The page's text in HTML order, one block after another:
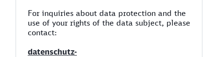
For inquiries about data protection and the
use of your rights of the data subject, please
contact:
datenschutz-